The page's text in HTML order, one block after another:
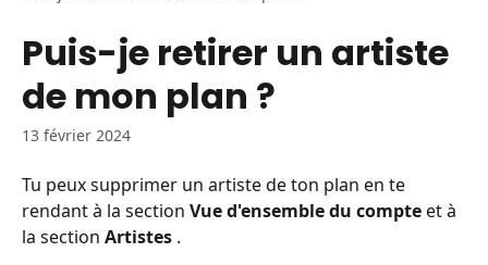
Puis-je retirer un artiste
de mon plan ?
13 février 2024
Tu peux supprimer un artiste de ton plan en te
rendant à la section Vue d'ensemble du compte et à
la section Artistes .